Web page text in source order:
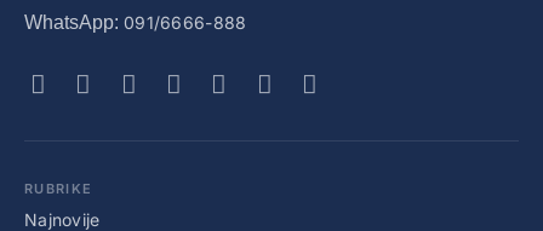
WhatsApp: 091/6666-888
RUBRIKE
Najnovije